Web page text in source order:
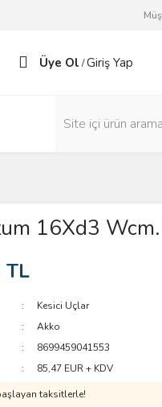
Üye Ol /Giriş Yap
16Xd3
TL
Kesici Uçlar
Akko
8699459041553
85,47 EUR + KDV
taksitlerle!